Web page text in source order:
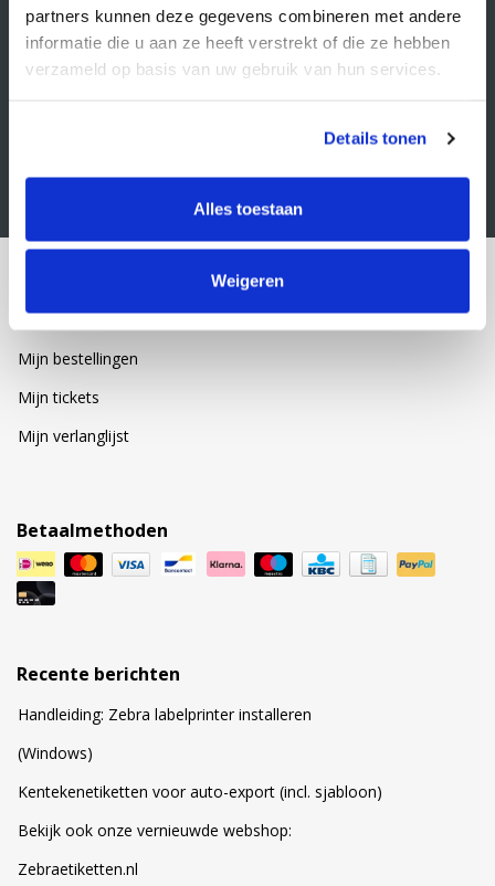
partners kunnen deze gegevens combineren met andere
informatie die u aan ze heeft verstrekt of die ze hebben
verzameld op basis van uw gebruik van hun services.
Details tonen
Alles toestaan
Weigeren
Klacht indienen
Nieuwsbrief
Schrijf je in voor onze nieuwsbrief
Account informatie
Mijn bestellingen
Mijn tickets
Mijn verlanglijst
Betaalmethoden
Recente berichten
Handleiding: Zebra labelprinter installeren
(Windows)
Kentekenetiketten voor auto-export (incl. sjabloon)
Bekijk ook onze vernieuwde webshop:
Zebraetiketten.nl